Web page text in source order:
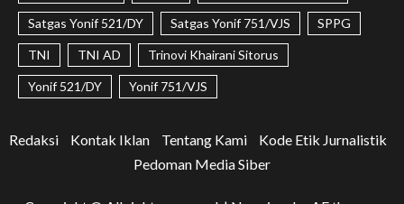
Satgas Yonif 521/DY Satgas Yonif 751/VJS SPPG
TNI TNI AD Trinovi Khairani Sitorus
Yonif 521/DY Yonif 751/VJS
Redaksi Kontak Iklan Tentang Kami
Kode Etik Jurnalistik
Pedoman Media Siber